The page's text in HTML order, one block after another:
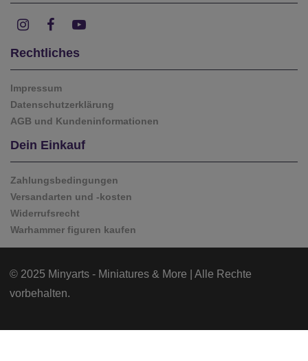
Rechtliches
Impressum
Datenschutzerklärung
AGB und Kundeninformationen
Dein Einkauf
Zahlungsbedingungen
Versandarten und -kosten
Widerrufsrecht
Warhammer figuren kaufen
© 2025 Minyarts - Miniatures & More | Alle Rechte
vorbehalten.